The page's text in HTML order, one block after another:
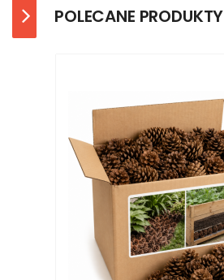
POLECANE PRODUKTY